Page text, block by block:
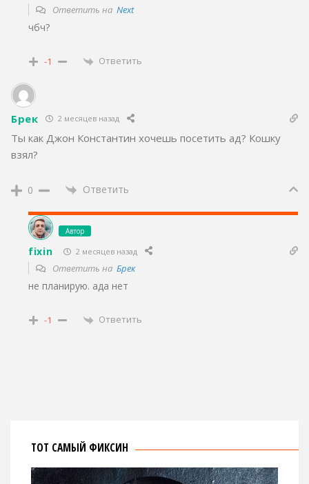
Ответить на Next
чбч?
-1 Ответить
Брек 2 месяцев назад
Ты как Джон Константин хочешь посетить ад? Кошку
взял?
0 Ответить
Автор
fixin 2 месяцев назад
Ответить на Брек
не планирую. ада нет
-1 Ответить
ТОТ САМЫЙ ФИКСИН